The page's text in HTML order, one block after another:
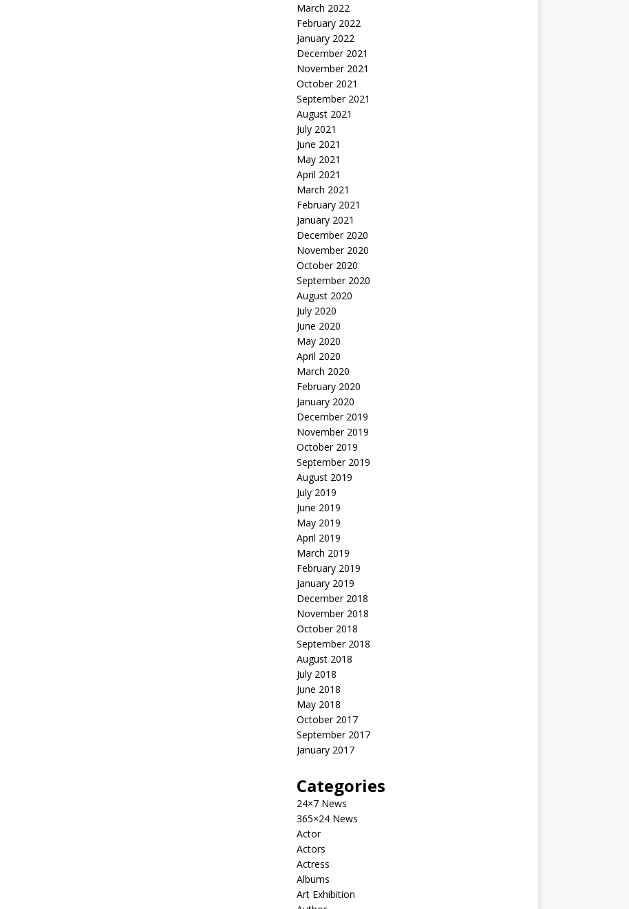
March 2022
February 2022
January 2022
December 2021
November 2021
October 2021
September 2021
August 2021
July 2021
June 2021
May 2021
April 2021
March 2021
February 2021
January 2021
December 2020
November 2020
October 2020
September 2020
August 2020
July 2020
June 2020
May 2020
April 2020
March 2020
February 2020
January 2020
December 2019
November 2019
October 2019
September 2019
August 2019
July 2019
June 2019
May 2019
April 2019
March 2019
February 2019
January 2019
December 2018
November 2018
October 2018
September 2018
August 2018
July 2018
June 2018
May 2018
October 2017
September 2017
January 2017
Categories
24×7 News
365×24 News
Actor
Actors
Actress
Albums
Art Exhibition